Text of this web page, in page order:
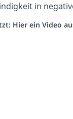
in
Hier ein Video